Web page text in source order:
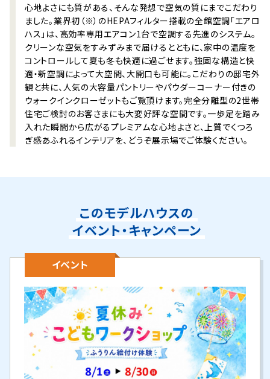
心地よさにも質がある、そんな発想で空気の質にまでこだわり
ました。業界初（※）のHEPAフィルター搭載の全館空調「エアロ
ハス」は、高効率専用エアコン1台で空調する先進のシステム。
クリーンな空気をすみずみまで届けるとともに、家中の温度を
コントロールして夏も冬も快適に過ごせます。強固な構造と快
適・新空調によって大空間、大開口も可能に。こだわりの邸宅外
観と共に、人気の大容量パントリーやパウダーコーナー付きの
ウォークインクローゼットもご覧頂けます。完全分離型の2世帯
住宅ご検討のお客さまにも大変好評な空間です。一歩足を踏み
入れた瞬間から広がるプレミアムな心地よさと、上質でくつろ
ぎ感あふれるインテリアを、どうぞ展示場でご体験ください。
このモデルハウスの
イベント・キャンペーン
イベント